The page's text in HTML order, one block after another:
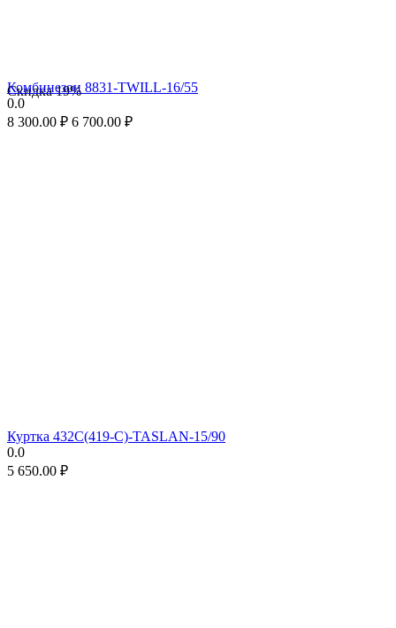
Скидка19%
Комбинезон 8831-TWILL-16/55
0.0
8 300.00 ₽ 6 700.00 ₽
Куртка 432С(419-С)-TASLAN-15/90
0.0
5 650.00 ₽